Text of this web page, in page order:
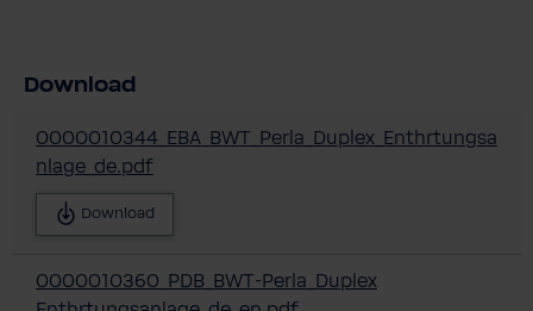
Download
0000010344_EBA_BWT_Perla_Duplex_Enthrtungsa
nlage_de.pdf
Download
0000010360_PDB_BWT-Perla_Duplex